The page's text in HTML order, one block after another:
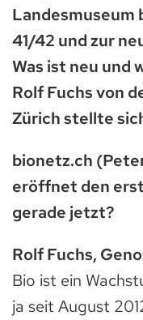
Landesmuseum
41/42 und zur
Was ist neu und
Rolf Fuchs von
Zürich stellte
bionetz.ch
eröffnet den
gerade jetzt?
Rolf Fuchs,
Bio ist ein
ja seit August